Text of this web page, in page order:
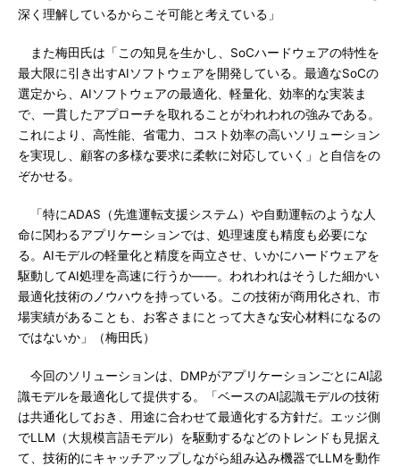
深く理解しているからこそ可能と考えている」
また梅田氏は「この知見を生かし、SoCハードウェアの特性を
最大限に引き出すAIソフトウェアを開発している。最適なSoCの
選定から、AIソフトウェアの最適化、軽量化、効率的な実装ま
で、一貫したアプローチを取れることがわれわれの強みである。
これにより、高性能、省電力、コスト効率の高いソリューション
を実現し、顧客の多様な要求に柔軟に対応していく」と自信をの
ぞかせる。
「特にADAS（先進運転支援システム）や自動運転のような人
命に関わるアプリケーションでは、処理速度も精度も必要にな
る。AIモデルの軽量化と精度を両立させ、いかにハードウェアを
駆動してAI処理を高速に行うか――。われわれはそうした細かい
最適化技術のノウハウを持っている。この技術が商用化され、市
場実績があることも、お客さまにとって大きな安心材料になるの
ではないか」（梅田氏）
今回のソリューションは、DMPがアプリケーションごとにAI認
識モデルを最適化して提供する。「ベースのAI認識モデルの技術
は共通化しておき、用途に合わせて最適化する方針だ。エッジ側
でLLM（大規模言語モデル）を駆動するなどのトレンドも見据え
て、技術的にキャッチアップしながら組み込み機器でLLMを動作